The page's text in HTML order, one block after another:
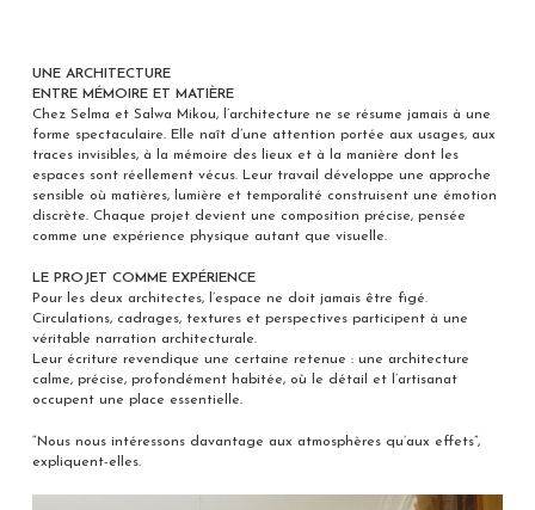
UNE ARCHITECTURE
ENTRE MÉMOIRE ET MATIÈRE
Chez Selma et Salwa Mikou, l’architecture ne se résume jamais à une
forme spectaculaire. Elle naît d’une attention portée aux usages, aux
traces invisibles, à la mémoire des lieux et à la manière dont les
espaces sont réellement vécus. Leur travail développe une approche
sensible où matières, lumière et temporalité construisent une émotion
discrète. Chaque projet devient une composition précise, pensée
comme une expérience physique autant que visuelle.
LE PROJET COMME EXPÉRIENCE
Pour les deux architectes, l’espace ne doit jamais être figé.
Circulations, cadrages, textures et perspectives participent à une
véritable narration architecturale.
Leur écriture revendique une certaine retenue : une architecture
calme, précise, profondément habitée, où le détail et l’artisanat
occupent une place essentielle.
“Nous nous intéressons davantage aux atmosphères qu’aux effets”,
expliquent-elles.